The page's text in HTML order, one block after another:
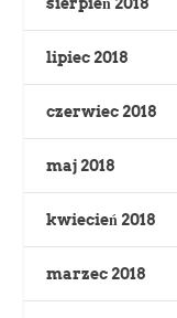
sierpień 2018
lipiec 2018
czerwiec 2018
maj 2018
kwiecień 2018
marzec 2018